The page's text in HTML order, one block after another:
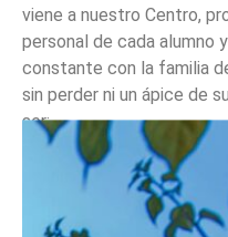
viene a nuestro Centro,
personal de cada alumno
constante con la familia
sin perder ni un ápice de
ser:
EDUCAMOS PARA SER